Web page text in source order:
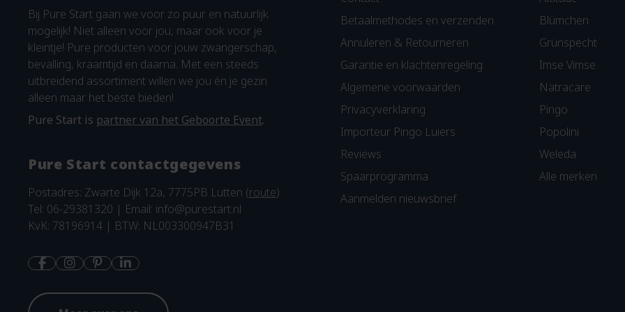
Bij Pure Start gaan we voor zo puur en natuurlijk
mogelijk! Niet alleen voor jou, maar ook voor je
kleintje! Pure producten voor jouw zwangerschap,
bevalling, kraamtijd en daarna. Met een steeds
uitbreidend assortiment willen we jou én je gezin
alleen maar het beste bieden!
Pure Start is partner van het Geboorte Event.
Pure Start contactgegevens
Postadres: Zwarte Dijk 12a, 7775PB Lutten (route)
Tel: 06-29381320 | Email: info@purestart.nl
KvK: 78196914 | BTW: NL003300947B31
Betaalmethodes en verzenden
Annuleren & Retourneren
Garantie en klachtenregeling
Algemene voorwaarden
Privacyverklaring
Importeur Pingo Luiers
Reviews
Spaarprogramma
Aanmelden nieuwsbrief
Blümchen
Grünspecht
Imse Vimse
Natracare
Pingo
Popolini
Weleda
Alle merken